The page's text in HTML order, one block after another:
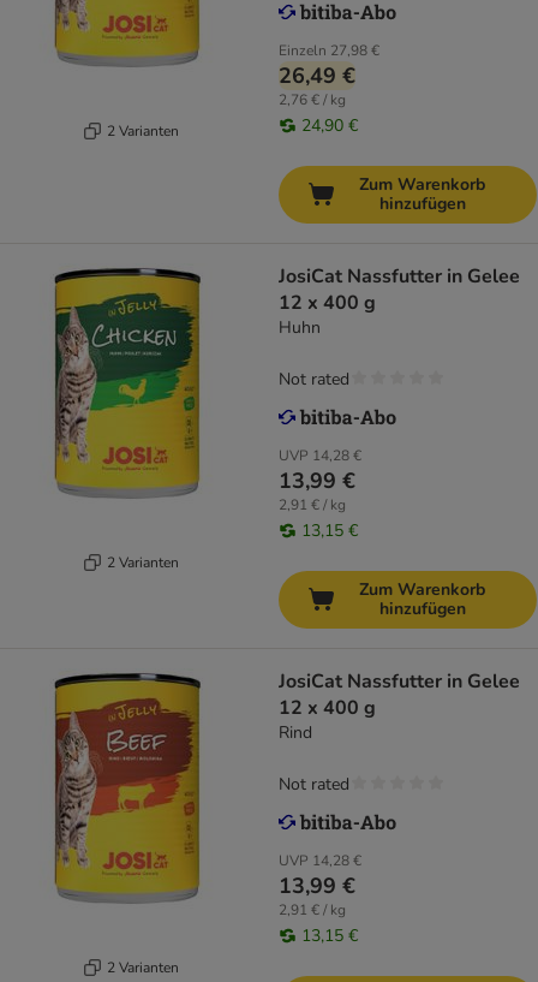
2 Varianten
Einzeln 27,98 €
26,49 €
2,76 € / kg
24,90 €
Zum Warenkorb
hinzufügen
2 Varianten
JosiCat Nassfutter in Gelee
12 x 400 g
Huhn
UVP 14,28 €
13,99 €
2,91 € / kg
13,15 €
Not rated
Zum Warenkorb
hinzufügen
2 Varianten
JosiCat Nassfutter in Gelee
12 x 400 g
Rind
UVP 14,28 €
13,99 €
2,91 € / kg
13,15 €
Not rated